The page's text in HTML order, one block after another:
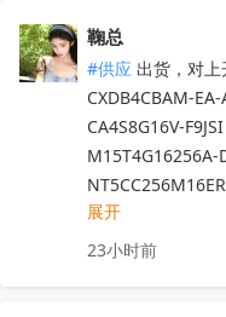
F2800157SPNR
LCMXO2-
AM26LV32IDR
INA228AIDGSR
INA229AIDGSR
INA196AIDBVR
INA240A1DR
LM5030MMX/
鞠总
#供应 出货，对
CXDB4CBAM-EA-
CA4S8G16V-F9JSI
M15T4G16256A-
GDQ3BFAM-WJ
LSM6DSRTR
展开
23小时前